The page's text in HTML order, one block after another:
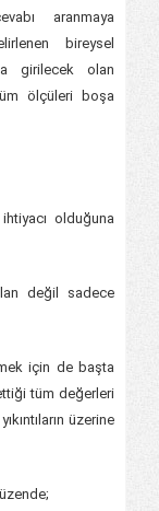
aranmaya
bireysel
girilecek olan
ölçüleri boşa
olduğuna
değil sadece
için de başta
tüm değerleri
üzerine